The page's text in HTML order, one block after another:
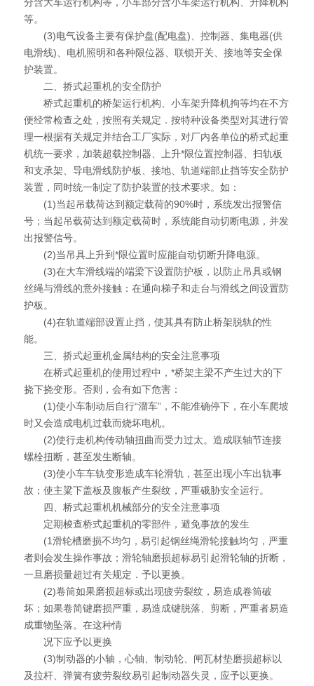
等。
(3)电气设备主要有保护盘(配电盘)、控制器、集电器(供
电滑线)、电机照明和各种限位器、联锁开关、接地等安全保
护装置。
二、挢式起重机的安全防护
桥式起重机的桥架运行机构、小车架升降机拘等均在不方
便经常检查之处，按照有关规定．按特种设备类型对其进行管
理一根据有关规定并结合工厂实际，对厂内各单位的桥式起重
机统一要求，加装超载控制器、上升*限位置控制器、扫轨板
和支承架、导电滑线防护板、接地、轨道端部止挡等安全防护
装置，同时统一制定了防护装置的技术要求。如：
(1)当起吊载荷达到额定载荷的90%时，系统发出报警信
号；当起吊载荷达到额定载荷时，系统能自动切断电源，并发
出报警信号。
(2)当吊具上升到*限位置时应能自动切断升降电源。
(3)在大车滑线端的端梁下设置防护板，以防止吊具或钢
丝绳与滑线的意外接触：在通向梯子和走台与滑线之间设置防
护板。
(4)在轨道端部设置止挡，使其具有防止桥架脱轨的性
能。
三、挢式起重机金属结构的安全注意事项
在桥式起重机的使用过程中，*桥架主梁不产生过大的下
挠下挠变形。否则，会有如下危害：
(1)使小车制动后自行“溜车”，不能准确停下，在小车爬坡
时又会造成电机过载而烧坏电机。
(2)使行走机构传动轴扭曲而受力过太。造成联轴节连接
螺栓扭断，甚至发生断轴。
(3)使小车车轨变形造成车轮滑轨，甚至出现小车出轨事
故；使主粱下盖板及腹板产生裂纹，严重硪胁安全运行。
四、桥式起重机机械部分的安全注意事项
定期梭查桥式起重机的零部件，避免事故的发生
(1滑轮槽磨损不均匀，易引起钢丝绳滑轮接触均匀，严重
者则会发生操作事故；滑轮轴磨损超标易引起滑轮轴的折断，
一旦磨损量超过有关规定．予以更换。
(2)卷筒如果磨损超标或出现疲劳裂纹，易造成卷筒破
坏；如果卷简键磨损严重，易造成键脱落、剪断，严重者易造
成重物坠落。在这种情
况下应予以更换
(3)制动器的小轴，心轴、制动轮、闸瓦材垫磨损超标以
及拉杆、弹簧有疲劳裂纹易引起制动器失灵，应予以更换。